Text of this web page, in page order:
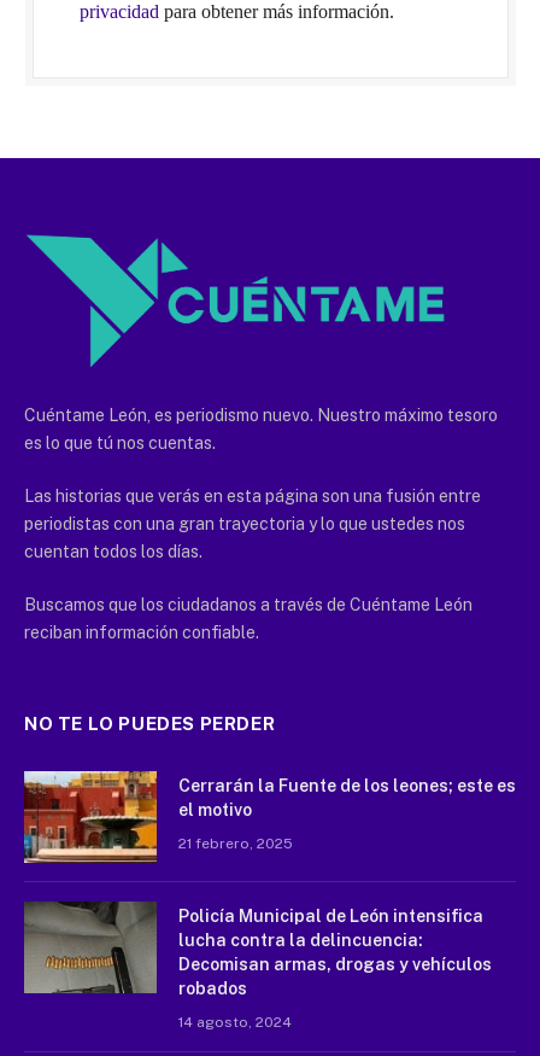
privacidad para obtener más información.
Cuéntame León, es periodismo nuevo. Nuestro máximo tesoro
es lo que tú nos cuentas.
Las historias que verás en esta página son una fusión entre
periodistas con una gran trayectoria y lo que ustedes nos
cuentan todos los días.
Buscamos que los ciudadanos a través de Cuéntame León
reciban información confiable.
NO TE LO PUEDES PERDER
Cerrarán la Fuente de los leones; este es
el motivo
21 febrero, 2025
Policía Municipal de León intensifica
lucha contra la delincuencia:
Decomisan armas, drogas y vehículos
robados
14 agosto, 2024